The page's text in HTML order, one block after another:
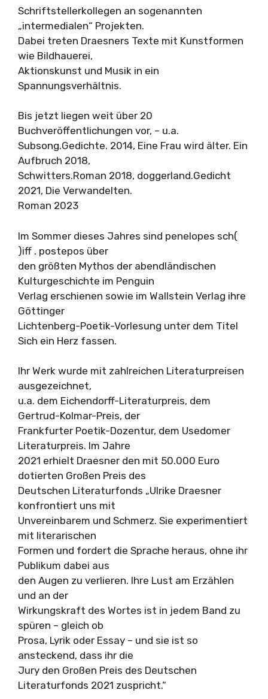
Schriftstellerkollegen an sogenannten
„intermedialen“ Projekten.
Dabei treten Draesners Texte mit Kunstformen
wie Bildhauerei,
Aktionskunst und Musik in ein
Spannungsverhältnis.
Bis jetzt liegen weit über 20
Buchveröffentlichungen vor, – u.a.
Subsong.Gedichte. 2014, Eine Frau wird älter. Ein
Aufbruch 2018,
Schwitters.Roman 2018, doggerland.Gedicht
2021, Die Verwandelten.
Roman 2023
Im Sommer dieses Jahres sind penelopes sch(
)iff . postepos über
den größten Mythos der abendländischen
Kulturgeschichte im Penguin
Verlag erschienen sowie im Wallstein Verlag ihre
Göttinger
Lichtenberg-Poetik-Vorlesung unter dem Titel
Sich ein Herz fassen.
Ihr Werk wurde mit zahlreichen Literaturpreisen
ausgezeichnet,
u.a. dem Eichendorff-Literaturpreis, dem
Gertrud-Kolmar-Preis, der
Frankfurter Poetik-Dozentur, dem Usedomer
Literaturpreis. Im Jahre
2021 erhielt Draesner den mit 50.000 Euro
dotierten Großen Preis des
Deutschen Literaturfonds „Ulrike Draesner
konfrontiert uns mit
Unvereinbarem und Schmerz. Sie experimentiert
mit literarischen
Formen und fordert die Sprache heraus, ohne ihr
Publikum dabei aus
den Augen zu verlieren. Ihre Lust am Erzählen
und an der
Wirkungskraft des Wortes ist in jedem Band zu
spüren – gleich ob
Prosa, Lyrik oder Essay – und sie ist so
ansteckend, dass ihr die
Jury den Großen Preis des Deutschen
Literaturfonds 2021 zuspricht.“